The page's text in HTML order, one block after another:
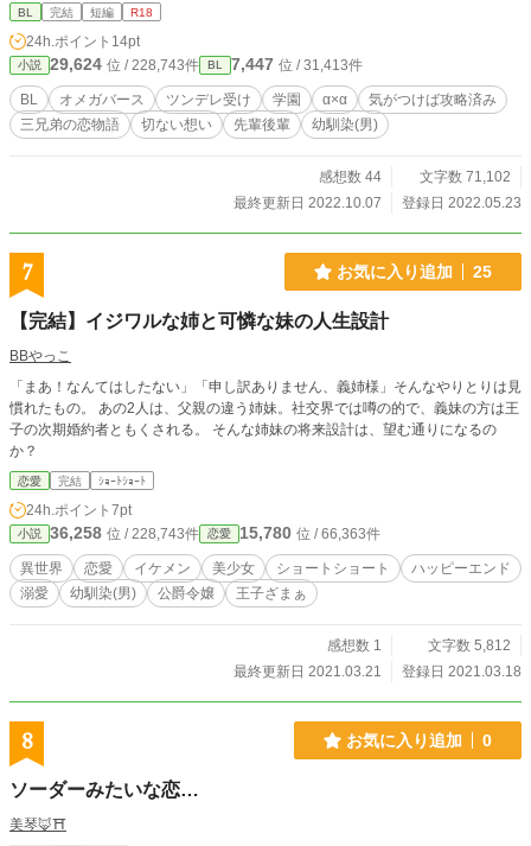
れるオメガとアルファの溺愛をゾッと感じるほどだ。そんな
一筋縄でいかない恋の物語。王様気質の涼介は実は…。意外
な性癖のツンデレの涼介を満喫してください笑 涼介の恋愛模
様は、エロ多めになりがちなのは、涼介のせいですので…(^
◇^;)
BL 完結 短編 R18
24h.ポイント 14pt
小説 29,624 位 / 228,743件 BL 7,447 位 / 31,413件
BL オメガバース ツンデレ受け 学園 α×α
気がつけば攻略済み
三兄弟の恋物語
切ない想い 先輩後輩 幼馴染(男)
感想数 44
文字数 71,102
最終更新日 2022.10.07
登録日 2022.05.23
7 お気に入り追加 25
【完結】イジワルな姉と可憐な妹の人生設計
BBやっこ
「まあ！なんてはしたない」「申し訳ありません、義姉様」そんなやりとりは見
慣れたもの。 あの2人は、父親の違う姉妹。社交界では噂の的で、義妹の方は王
子の次期婚約者ともくされる。 そんな姉妹の将来設計は、望む通りになるの
か？
恋愛 完結 ｼｮｰﾄｼｮｰﾄ
24h.ポイント 7pt
小説 36,258 位 / 228,743件 恋愛 15,780 位 / 66,363件
異世界 恋愛 イケメン 美少女 ショートショート
ハッピーエンド
溺愛
幼馴染(男) 公爵令嬢 王子ざまぁ
感想数 1
文字数 5,812
最終更新日 2021.03.21
登録日 2021.03.18
8 お気に入り追加 0
ソーダーみたいな恋…
美琴🦊⛩